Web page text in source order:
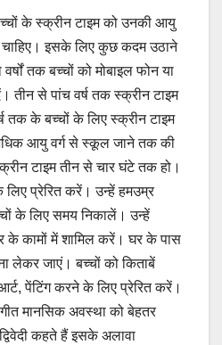
के स्क्रीन टाइम को उनकी आयु
इसके लिए कुछ कदम उठाने
तक बच्चों को मोबाइल फोन या
से पांच वर्ष तक स्क्रीन टाइम
तक के बच्चों के लिए स्क्रीन टाइम
आयु वर्ग से स्कूल जाने तक की
टाइम तीन से चार घंटे तक हो।
प्रेरित करें। उन्हें हमउम्र
के लिए समय निकालें। उन्हें
के कामों में शामिल करें। घर के पास
लेकर जाएं। बच्चों को किताबें
पेंटिंग करने के लिए प्रेरित करें।
मानसिक अवस्था को बेहतर
कहते हैं इसके अलावा